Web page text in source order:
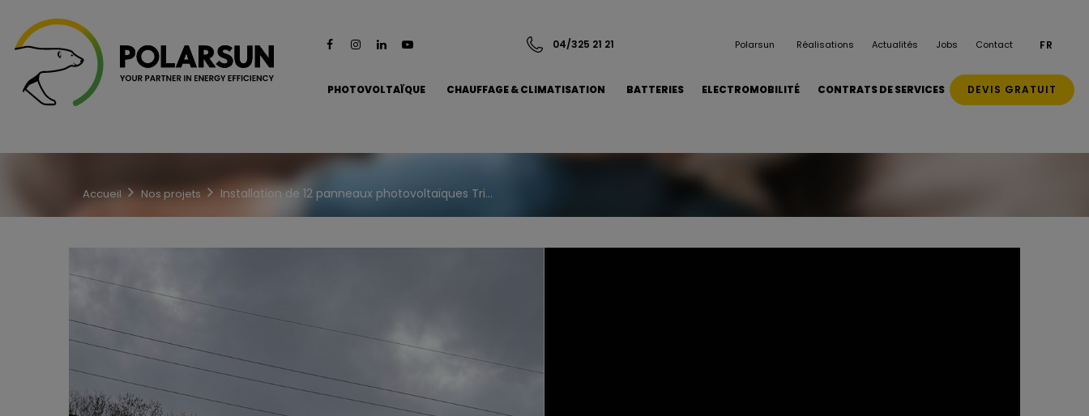
04/325 21 21 Polarsun Réalisations Actualités Jobs Contact FR
PHOTOVOLTAÏQUE CHAUFFAGE & CLIMATISATION BATTERIES ELECTROMOBILITÉ CONTRATS DE SERVICES DEVIS GRATUIT
Accueil Nos projets Installation de 12 panneaux photovoltaïques Tri...